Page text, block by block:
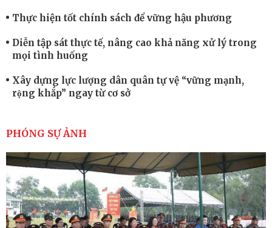
Thực hiện tốt chính sách để vững hậu phương
Diễn tập sát thực tế, nâng cao khả năng xử lý trong
mọi tình huống
Xây dựng lực lượng dân quân tự vệ “vững mạnh,
rộng khắp” ngay từ cơ sở
cao sức mạnh chiến đấu
Tiểu đoàn Thiết giáp hoàn thành tốt diễn tập chiến
thuật có bắn đạn thật
Nơi sinh viên rèn ý trí, luyện kỹ năng
PHÓNG SỰ ẢNH